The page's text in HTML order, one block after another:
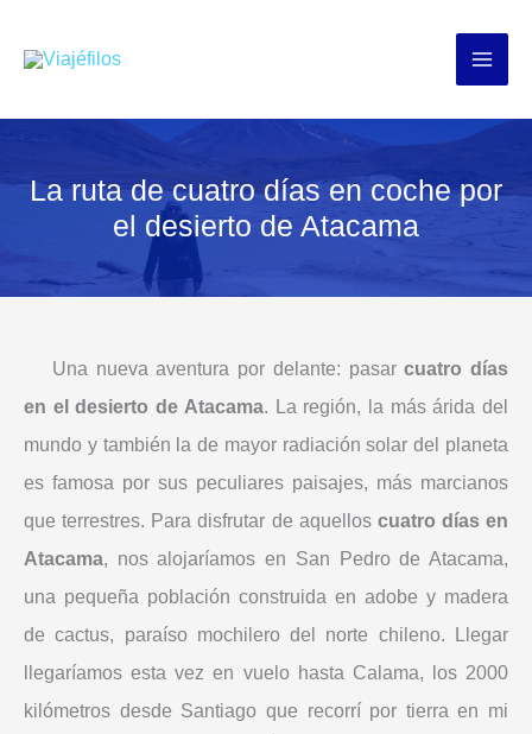
La ruta de cuatro días en coche por
el desierto de Atacama
Una nueva aventura por delante: pasarcuatro días
en el desierto de Atacama. La región, la más árida del
mundo y también la de mayor radiación solar del planeta
es famosa por sus peculiares paisajes, más marcianos
que terrestres. Para disfrutar de aquellos cuatro días en
Atacama, nos alojaríamos en San Pedro de Atacama,
una pequeña población construida en adobe y madera
de cactus, paraíso mochilero del norte chileno. Llegar
llegaríamos esta vez en vuelo hasta Calama, los 2000
kilómetros desde Santiago que recorrí por tierra en mi